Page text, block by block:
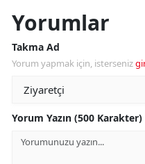
Yorumlar
Takma Ad
Yorum yapmak için, isterseniz
Yorum Yazın (500 Karakter)